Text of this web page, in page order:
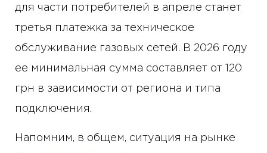
для части потребителей в апреле станет
третья платежка за техническое
обслуживание газовых сетей. В 2026 году
ее минимальная сумма составляет от 120
грн в зависимости от региона и типа
подключения.
Напомним, в общем, ситуация на рынке